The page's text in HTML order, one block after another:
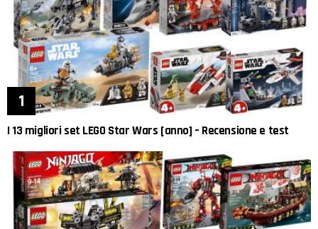
I 13 migliori set LEGO Star Wars [anno] – Recensione e test